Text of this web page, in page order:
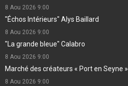
8 Aou 2026 9:00
"Échos Intérieurs" Alys Baillard
8 Aou 2026 9:00
"La grande bleue" Calabro
8 Aou 2026 9:00
Marché des créateurs « Port en Seyne »
8 Aou 2026 9:00